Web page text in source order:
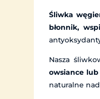
Śliwka
błonnik,
Nasza
owsiance
naturalne